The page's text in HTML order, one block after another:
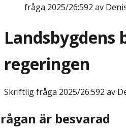
fråga 2025/26:592 av
Landsbygdens
regeringen
Skriftlig fråga 2025/26:592 av
är besvarad